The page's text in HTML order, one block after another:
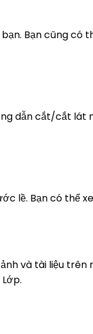
Bạn cũng
dẫn cắt/cắt
lề. Bạn có thể
và tài liệu